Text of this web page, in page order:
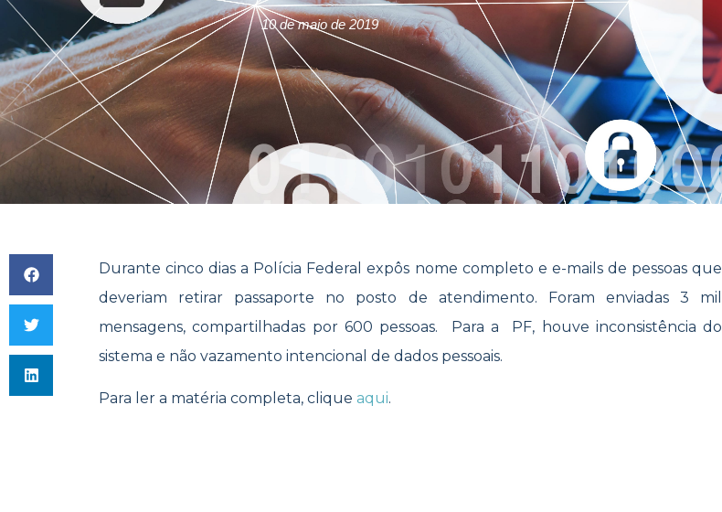
10 de maio de 2019
Durante cinco dias a Polícia Federal expôs nome completo e e-mails de pessoas que
deveriam retirar passaporte no posto de atendimento. Foram enviadas 3 mil
mensagens, compartilhadas por 600 pessoas. Para a PF, houve inconsistência do
sistema e não vazamento intencional de dados pessoais.
Para ler a matéria completa, clique aqui.